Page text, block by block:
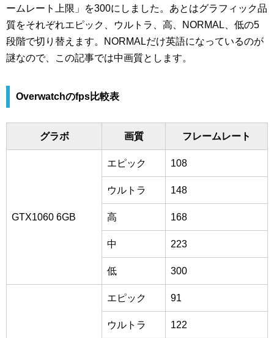
ームレート上限」を300にしました。あとはグラフィック品
質をそれぞれエピック、ウルトラ、高、NORMAL、低の5
段階で切り替えます。NORMALだけ英語になっているのが
謎なので、この記事では中画質とします。
Overwatchのfps比較表
グラボ 画質 フレームレート
GTX1060 6GB
エピック 108
ウルトラ 148
高 168
中 223
低 300
エピック 91
ウルトラ 122